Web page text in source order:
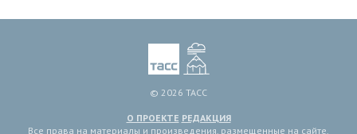
© 2026 ТАСС
О ПРОЕКТЕ РЕДАКЦИЯ
Все права на материалы и произведения, размещенные на сайте,